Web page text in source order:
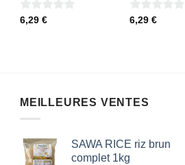
0
6,29 €
0
6,29 €
MEILLEURES VENTES
SAWA RICE riz brun
complet 1kg